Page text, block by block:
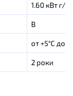
1.60 кВт г/
В
от +5°C до
2 роки